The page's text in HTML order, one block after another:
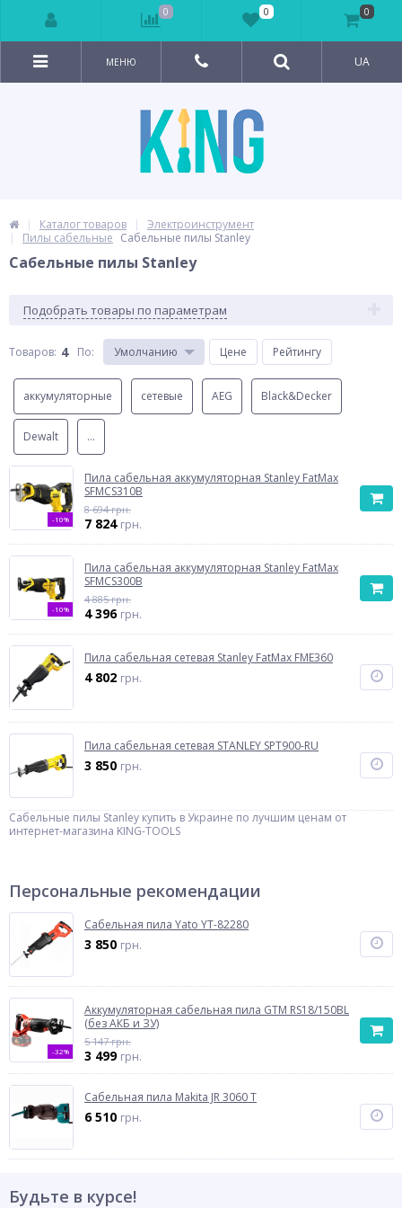
МЕНЮ UA
Каталог товаров
Электроинструмент
Пилы сабельные Сабельные пилы Stanley
Сабельные пилы Stanley
Подобрать товары по параметрам
Товаров: 4 По: Умолчанию Цене Рейтингу
аккумуляторные сетевые AEG Black&Decker
Dewalt ...
-10%
Пила сабельная аккумуляторная Stanley FatMax
SFMCS310B
8 694 грн.
7 824 грн.
-10%
Пила сабельная аккумуляторная Stanley FatMax
SFMCS300B
4 885 грн.
4 396 грн.
Пила сабельная сетевая Stanley FatMax FME360
4 802 грн.
Пила сабельная сетевая STANLEY SPT900-RU
3 850 грн.
Сабельные пилы Stanley купить в Украине по лучшим ценам от
интернет-магазина KING-TOOLS
Персональные рекомендации
Сабельная пила Yato YT-82280
3 850 грн.
-32%
Аккумуляторная сабельная пила GTM RS18/150BL
(без АКБ и ЗУ)
5 147 грн.
3 499 грн.
Сабельная пила Makita JR 3060 T
6 510 грн.
Будьте в курсе!
0 0 0